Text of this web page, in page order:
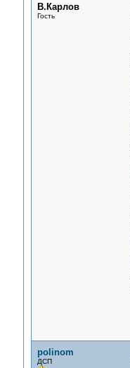
В.Карлов
Гость
polinom
ДСП